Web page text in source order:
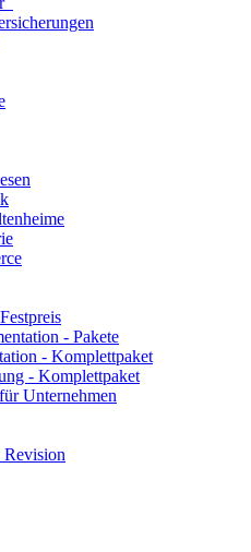
- Pakete
- Komplettpaket
- Komplettpaket
Unternehmen
Revision